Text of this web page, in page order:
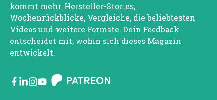
kommt mehr: Hersteller-Stories,
Wochenrückblicke, Vergleiche, die beliebtesten
Videos und weitere Formate. Dein Feedback
entscheidet mit, wohin sich dieses Magazin
entwickelt.